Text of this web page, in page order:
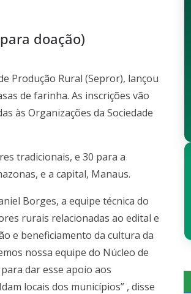
doação)
Produção Rural (Sepror), lançou
de farinha. As inscrições vão
às Organizações da Sociedade
tradicionais, e 30 para a
e a capital, Manaus.
Borges, a equipe técnica do
rurais relacionadas ao edital e
e beneficiamento da cultura da
nossa equipe do Núcleo de
dar esse apoio aos
locais dos municípios” , disse